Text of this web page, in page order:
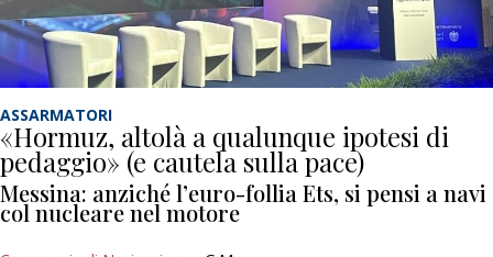
ASSARMATORI
«Hormuz, altolà a qualunque ipotesi di
pedaggio» (e cautela sulla pace)
Messina: anziché l’euro-follia Ets, si pensi a navi
col nucleare nel motore